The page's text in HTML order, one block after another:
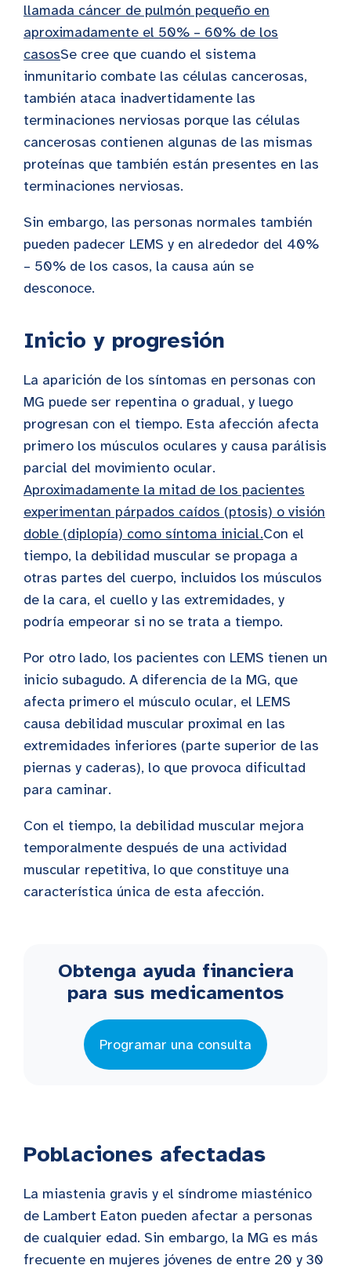
llamada cáncer de pulmón pequeño en
aproximadamente el 50% – 60% de los
casosSe cree que cuando el sistema
inmunitario combate las células cancerosas,
también ataca inadvertidamente las
terminaciones nerviosas porque las células
cancerosas contienen algunas de las mismas
proteínas que también están presentes en las
terminaciones nerviosas.
Sin embargo, las personas normales también
pueden padecer LEMS y en alrededor del 40%
– 50% de los casos, la causa aún se
desconoce.
Inicio y progresión
La aparición de los síntomas en personas con
MG puede ser repentina o gradual, y luego
progresan con el tiempo. Esta afección afecta
primero los músculos oculares y causa parálisis
parcial del movimiento ocular.
Aproximadamente la mitad de los pacientes
experimentan párpados caídos (ptosis) o visión
doble (diplopía) como síntoma inicial.Con el
tiempo, la debilidad muscular se propaga a
otras partes del cuerpo, incluidos los músculos
de la cara, el cuello y las extremidades, y
podría empeorar si no se trata a tiempo.
Por otro lado, los pacientes con LEMS tienen un
inicio subagudo. A diferencia de la MG, que
afecta primero el músculo ocular, el LEMS
causa debilidad muscular proximal en las
extremidades inferiores (parte superior de las
piernas y caderas), lo que provoca dificultad
para caminar.
Con el tiempo, la debilidad muscular mejora
temporalmente después de una actividad
muscular repetitiva, lo que constituye una
característica única de esta afección.
Obtenga ayuda financiera
para sus medicamentos
Programar una consulta
Poblaciones afectadas
La miastenia gravis y el síndrome miasténico
de Lambert Eaton pueden afectar a personas
de cualquier edad. Sin embargo, la MG es más
frecuente en mujeres jóvenes de entre 20 y 30